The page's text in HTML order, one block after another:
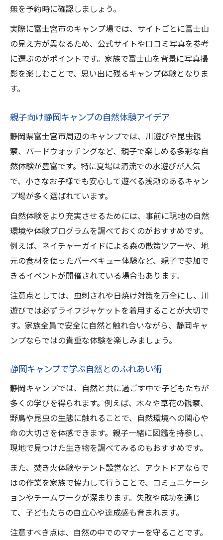
無を予約時に確認しましょう。
実際に富士宮市のキャンプ場では、サイトごとに富士山
の見え方が異なるため、公式サイトや口コミ写真を参考
に選ぶのがポイントです。家族で富士山を背景に写真撮
影を楽しむことで、思い出に残るキャンプ体験となりま
す。
親子向け静岡キャンプの自然体験アイデア
静岡県富士宮市周辺のキャンプでは、川遊びや昆虫観
察、バードウォッチングなど、親子で楽しめる多彩な自
然体験が豊富です。特に夏場は清流での水遊びが人気
で、小さなお子様でも安心して遊べる浅瀬のあるキャン
プ場が多く選ばれています。
自然体験をより充実させるためには、事前に現地の自然
環境や体験プログラムを調べておくのがおすすめです。
例えば、ネイチャーガイドによる森の散策ツアーや、地
元の食材を使ったバーベキュー体験など、親子で参加で
きるイベントが開催されている場合もあります。
注意点としては、虫刺されや日焼け対策を万全にし、川
遊びでは必ずライフジャケットを着用することが大切で
す。家族全員で安全に自然と触れ合いながら、静岡キャ
ンプならではの貴重な体験を楽しみましょう。
静岡キャンプで学ぶ自然とのふれあい術
静岡キャンプでは、自然と共に過ごす中で子どもたちが
多くの学びを得られます。例えば、木々や草花の観察、
野鳥や昆虫の生態に触れることで、自然環境への関心や
命の大切さを体感できます。親子一緒に図鑑を持参し、
現地で見つけた生き物を調べてみるのもおすすめです。
また、焚き火体験やテント設営など、アウトドアならで
はの作業を家族で協力して行うことで、コミュニケーシ
ョンやチームワークが深まります。失敗や成功を通じ
て、子どもたちの自立心や達成感も育まれます。
注意すべき点は、自然の中でのマナーを守ることです。